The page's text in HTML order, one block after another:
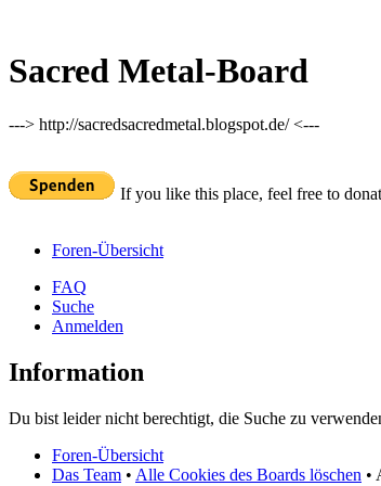
Sacred Metal-Board
---> http://sacredsacredmetal.blogspot.de/ <---
If you like this place, feel free to
Foren-Übersicht
FAQ
Suche
Anmelden
Information
Du bist leider nicht berechtigt, die Suche zu
Foren-Übersicht
Das Team • Alle Cookies des Boards löschen •